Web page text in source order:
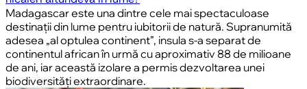
Madagascar este una dintre cele mai spectaculoase
destinații din lume pentru iubitorii de natură. Supranumită
adesea „al optulea continent”, insula s-a separat de
continentul african în urmă cu aproximativ 88 de milioane
de ani, iar această izolare a permis dezvoltarea unei
biodiversități extraordinare.